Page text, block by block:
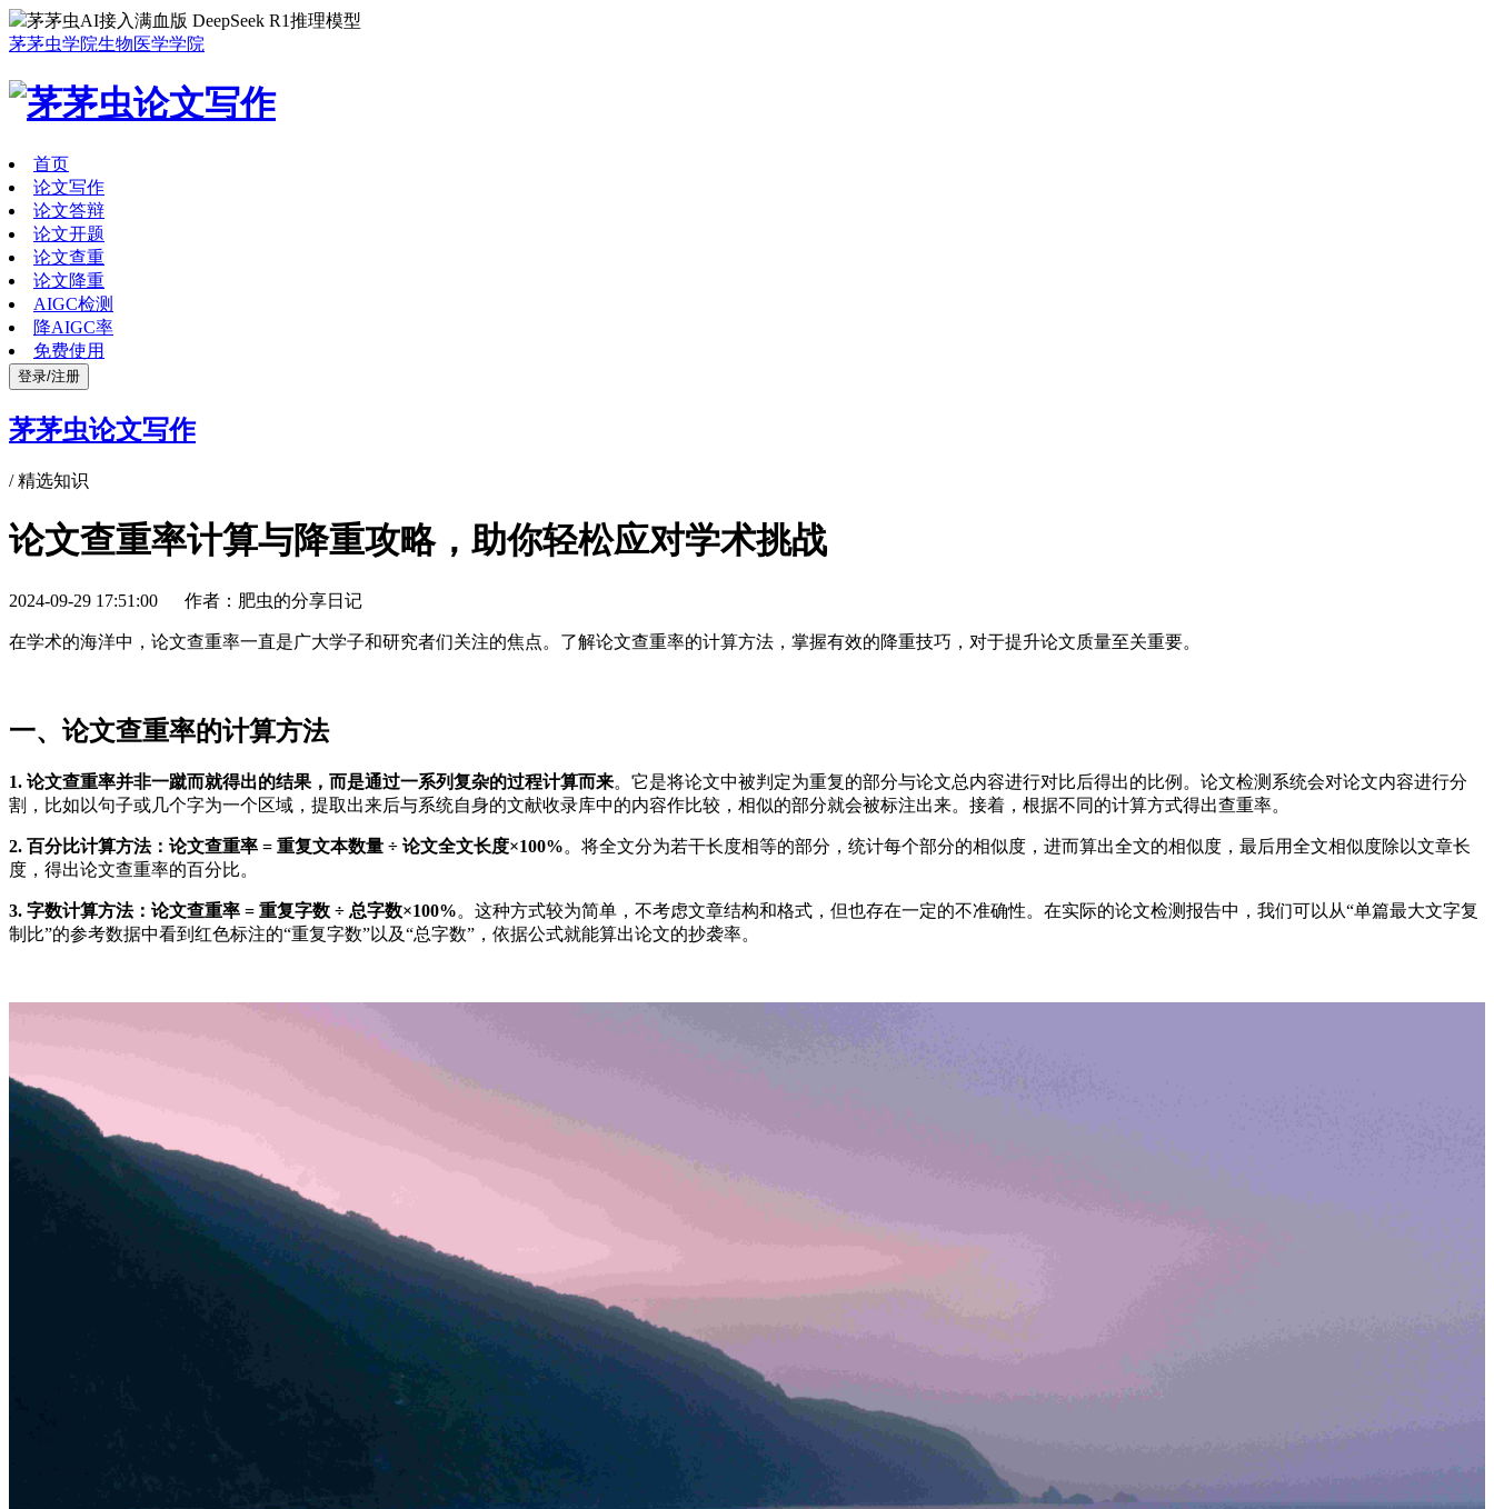
茅茅虫AI接入满血版 DeepSeek R1推理模型
茅茅虫学院生物医学学院
首页
论文写作
论文答辩
论文开题
论文查重
论文降重
AIGC检测
降AIGC率
免费使用
登录/注册
茅茅虫论文写作
/精选知识
论文查重率计算与降重攻略，助你轻松应对学术挑战
2024-09-29 17:51:00 作者：肥虫的分享日记
在学术的海洋中，论文查重率一直是广大学子和研究者们关注的焦点。了解论文查重率的计算方法，掌握有效的降重技巧，对于提升论文质量至关重要。
一、论文查重率的计算方法
1. 论文查重率并非一蹴而就得出的结果，而是通过一系列复杂的过程计算而来。它是将论文中被判定为重复的部分与论文总内容进行对比后得出的比例。论文检测系统会对论文内容进行分
割，比如以句子或几个字为一个区域，提取出来后与系统自身的文献收录库中的内容作比较，相似的部分就会被标注出来。接着，根据不同的计算方式得出查重率。
2. 百分比计算方法：论文查重率 = 重复文本数量 ÷ 论文全文长度×100%。将全文分为若干长度相等的部分，统计每个部分的相似度，进而算出全文的相似度，最后用全文相似度除以文章长
度，得出论文查重率的百分比。
3. 字数计算方法：论文查重率 = 重复字数 ÷ 总字数×100%。这种方式较为简单，不考虑文章结构和格式，但也存在一定的不准确性。在实际的论文检测报告中，我们可以从“单篇最大文字复
制比”的参考数据中看到红色标注的“重复字数”以及“总字数”，依据公式就能算出论文的抄袭率。